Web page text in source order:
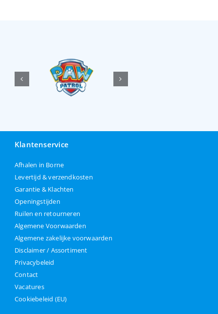
Klantenservice
Afhalen in Borne
Levertijd & verzendkosten
Garantie & Klachten
Openingstijden
Ruilen en retourneren
Algemene Voorwaarden
Algemene zakelijke voorwaarden
Disclaimer / Assortiment
Privacybeleid
Contact
Vacatures
Cookiebeleid (EU)